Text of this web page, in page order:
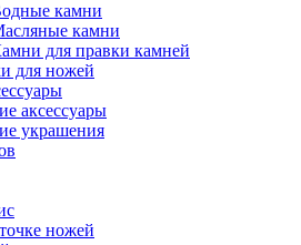
камни
камни
для правки камней
для ножей
аксессуары
украшения
ножей